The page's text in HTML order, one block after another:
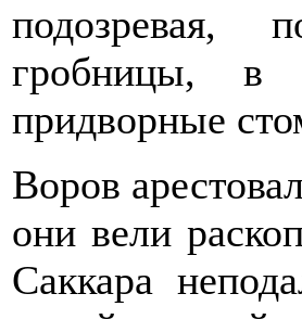
подозревая,
гробницы, в
придворные
Воров
они вели
Саккара